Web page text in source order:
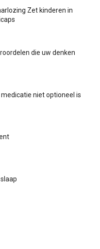
Zet kinderen in
die uw denken
niet optioneel is